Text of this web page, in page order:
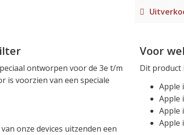
ontworpen voor de 3e t/m
is voorzien van een speciale
onze devices uitzenden een
Voor
Dit product
Apple
Apple
Apple
Apple